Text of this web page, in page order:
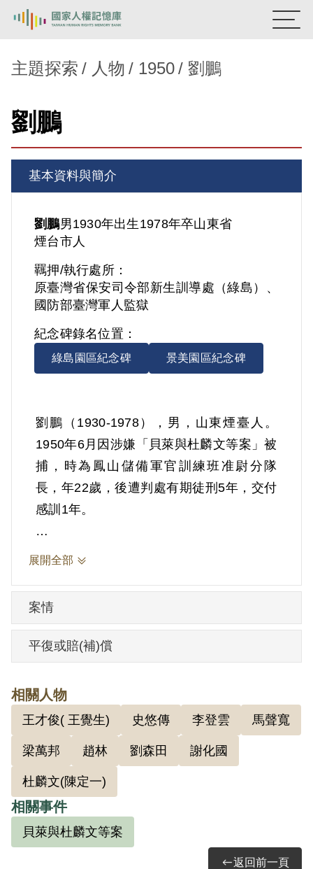
新生訓導處
主題探索
背景知識
關於我們
主題探索 人物 1950 劉鵬
劉鵬
基本資料與簡介
劉鵬男1930年出生 1978年卒山東省
煙台市人
羈押/執行處所：
原臺灣省保安司令部新生訓導處（綠島）、
國防部臺灣軍人監獄
紀念碑錄名位置：
綠島園區紀念碑 景美園區紀念碑
劉鵬（1930-1978），男，山東煙臺人。
1950年6月因涉嫌「貝萊與杜麟文等案」被
捕，時為鳳山儲備軍官訓練班准尉分隊
長，年22歲，後遭判處有期徒刑5年，交付
感訓1年。
根據官方檔案，劉鵬與史悠傳、謝化國、
年秋逃離陸訓部。1950年6月26日被捕，曾
被杜麟文指述有共黨嫌疑，且曾接近有共
黨嫌疑的謝化國與李登雲。
1951年3月1日，臺灣省保安司令部軍法處
審判長劉國楨、審判官鮑濟嚴、范明做成
（40）安澄字第823號判決，以《陸海空軍
刑法》第九十三條第二款「戒嚴地域無故
離去職役」、《戡亂時期檢肅匪諜條例》
第八條第一項第二款判處劉鵬有期徒刑5
年，交付感訓另以命令行之。5月26日經國
防部（40）則副字第801號批答核定。後於
展開全部
案情
平復或賠(補)償
相關人物
王才俊( 王覺生) 史悠傳 李登雲 馬聲寬
梁萬邦 趙林 劉森田 謝化國
杜麟文(陳定一)
相關事件
貝萊與杜麟文等案
返回前一頁